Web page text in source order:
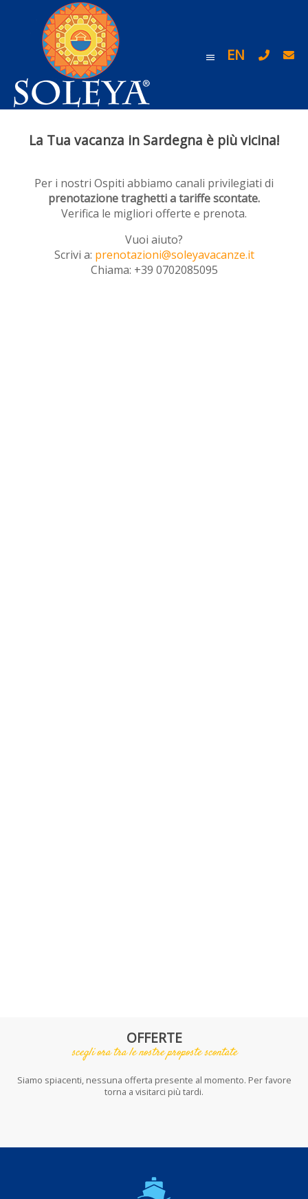
EN
La Tua vacanza in Sardegna è più vicina!
Per i nostri Ospiti abbiamo canali privilegiati di
prenotazione traghetti a tariffe scontate.
Verifica le migliori offerte e prenota.
Vuoi aiuto?
Scrivi a: prenotazioni@soleyavacanze.it
Chiama: +39 0702085095
OFFERTE
scegli ora tra le nostre proposte scontate
Siamo spiacenti, nessuna offerta presente al momento. Per favore
torna a visitarci più tardi.